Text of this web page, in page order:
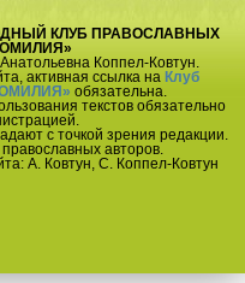
КЛУБ ПРАВОСЛАВНЫХ
Коппел-Ковтун.
активная ссылка на Клуб
обязательна.
текстов обязательно
с точкой зрения редакции.
авторов.
А. Ковтун, С. Коппел-Ковтун